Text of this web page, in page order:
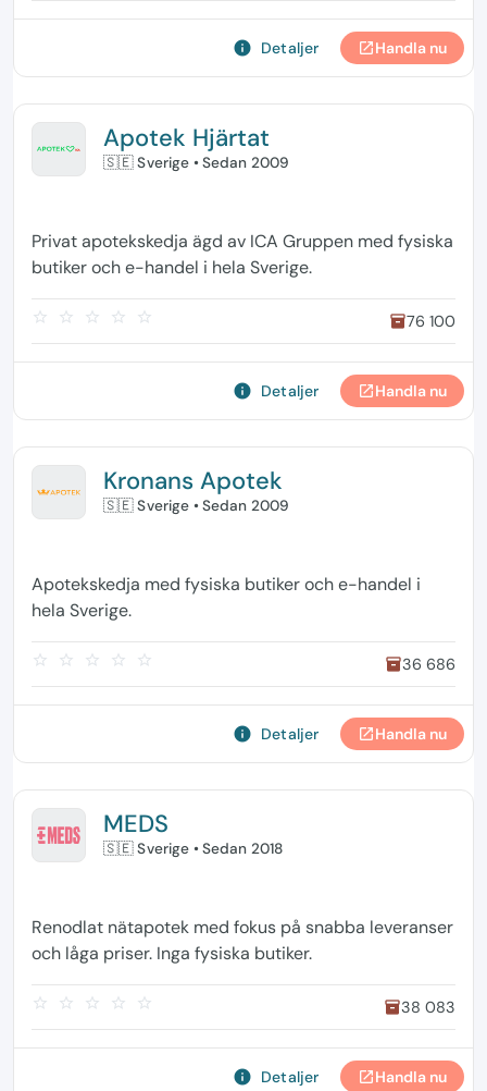
info Detaljer open_in_newHandla nu
Apotek Hjärtat
🇸🇪 Sverige • Sedan 2009
Privat apotekskedja ägd av ICA Gruppen med fysiska
butiker och e-handel i hela Sverige.
star_border star_border star_border star_border star_border inventory76 100
info Detaljer open_in_newHandla nu
Kronans Apotek
🇸🇪 Sverige • Sedan 2009
Apotekskedja med fysiska butiker och e-handel i
hela Sverige.
star_border star_border star_border star_border star_border inventory36 686
info Detaljer open_in_newHandla nu
MEDS
🇸🇪 Sverige • Sedan 2018
Renodlat nätapotek med fokus på snabba leveranser
och låga priser. Inga fysiska butiker.
star_border star_border star_border star_border star_border inventory38 083
info Detaljer open_in_newHandla nu